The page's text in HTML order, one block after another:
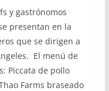
y gastrónomos
presentan en la
que se dirigen a
El menú de
Piccata de pollo
Farms braseado